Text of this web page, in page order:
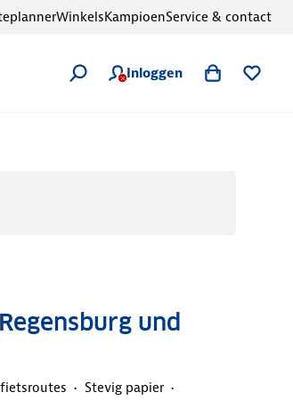
Inloggen
WinkelsKampioenService & contact
und
Stevig papier